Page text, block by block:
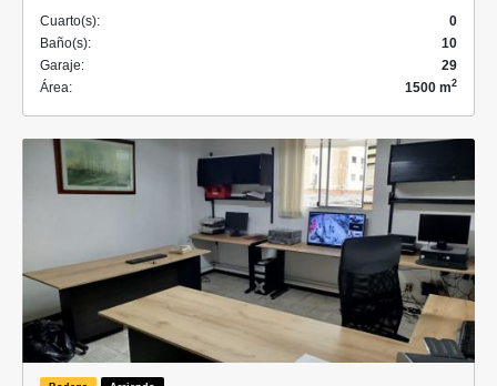
Cuarto(s):
0
Baño(s):
10
Garaje:
29
Área:
1500 m2